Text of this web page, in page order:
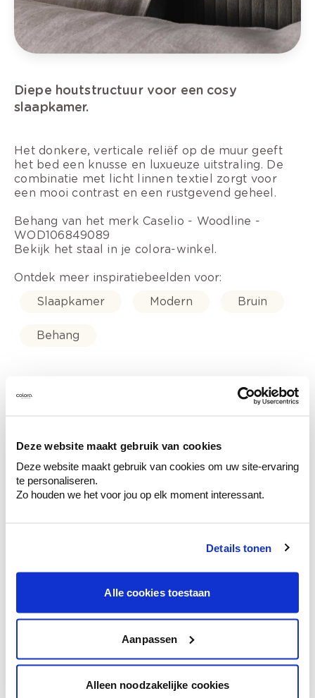
Deze website maakt gebruik van cookies
Deze website maakt gebruik van cookies om uw site-ervaring
te personaliseren.
Zo houden we het voor jou op elk moment interessant.
Details tonen
Alle cookies toestaan
Aanpassen
Alleen noodzakelijke cookies
Diepe houtstructuur voor een cosy
slaapkamer.
Het donkere, verticale reliëf op de muur geeft
het bed een knusse en luxueuze uitstraling. De
combinatie met licht linnen textiel zorgt voor
een mooi contrast en een rustgevend geheel.
Behang van het merk Caselio - Woodline -
WOD106849089
Bekijk het staal in je colora-winkel.
Ontdek meer inspiratiebeelden voor:
Slaapkamer
Modern Bruin
Behang
ruimtes.
Krijg kleuradvies op basis van de lichtinval
en je meubels.
Bekijk je kleur in de winkel
kleurenselectie.
Bekijk er de bijhorende tinten om je kleur
te verfijnen.